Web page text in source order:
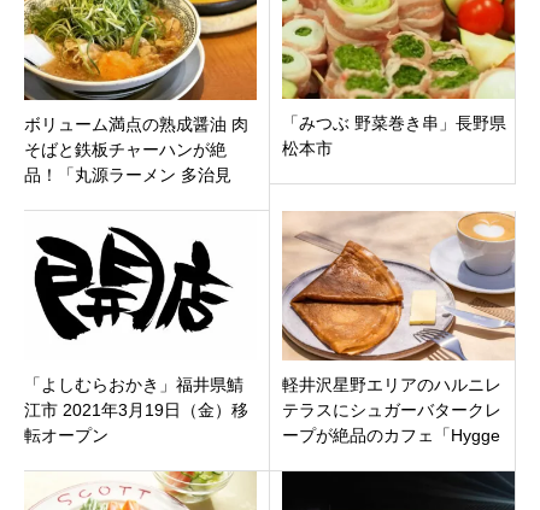
ボリューム満点の熟成醤油 肉
そばと鉄板チャーハンが絶
品！「丸源ラーメン 多治見
「みつぶ 野菜巻き串」長野県
松本市
「よしむらおかき」福井県鯖
江市 2021年3月19日（金）移
転オープン
軽井沢星野エリアのハルニレ
テラスにシュガーバタークレ
ープが絶品のカフェ「Hygge